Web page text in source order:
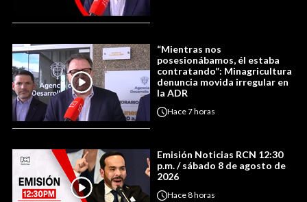
“Mientras nos
posesionábamos, él estaba
contratando”: Minagricultura
denuncia movida irregular en
la ADR
Hace7 horas
Emisión Noticias RCN 12:30
p.m. / sábado 8 de agosto de
2026
Hace8 horas